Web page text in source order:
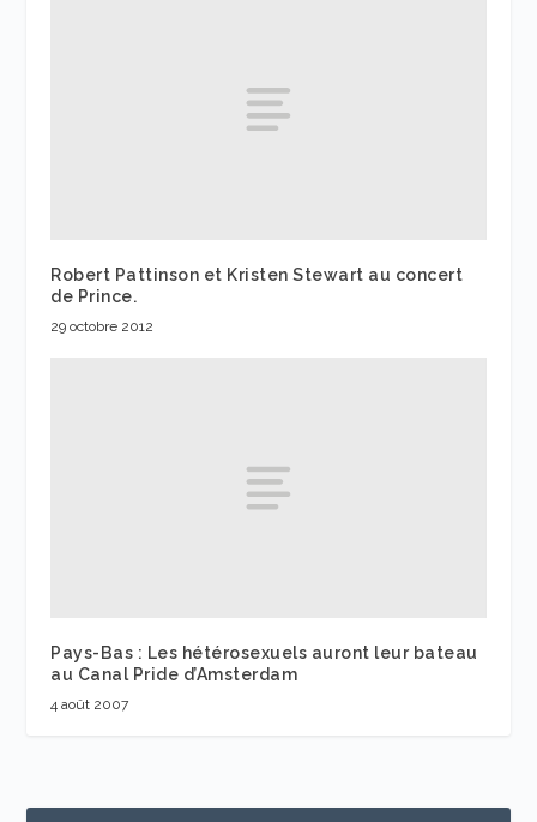
Robert Pattinson et Kristen Stewart au concert
de Prince.
29 octobre 2012
Pays-Bas : Les hétérosexuels auront leur bateau
au Canal Pride d’Amsterdam
4 août 2007